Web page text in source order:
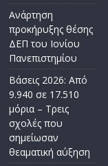
Ανάρτηση
προκήρυξης θέσης
ΔΕΠ του Ιονίου
Πανεπιστημίου
Βάσεις 2026: Από
9.940 σε 17.510
μόρια – Τρεις
σχολές που
σημείωσαν
θεαματική αύξηση